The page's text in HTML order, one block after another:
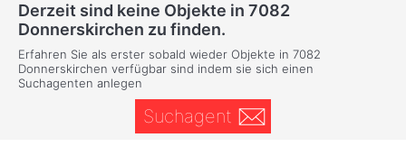
Derzeit sind keine Objekte in 7082
Donnerskirchen zu finden.
Erfahren Sie als erster sobald wieder Objekte in 7082
Donnerskirchen verfügbar sind indem sie sich einen
Suchagenten anlegen
Suchagent